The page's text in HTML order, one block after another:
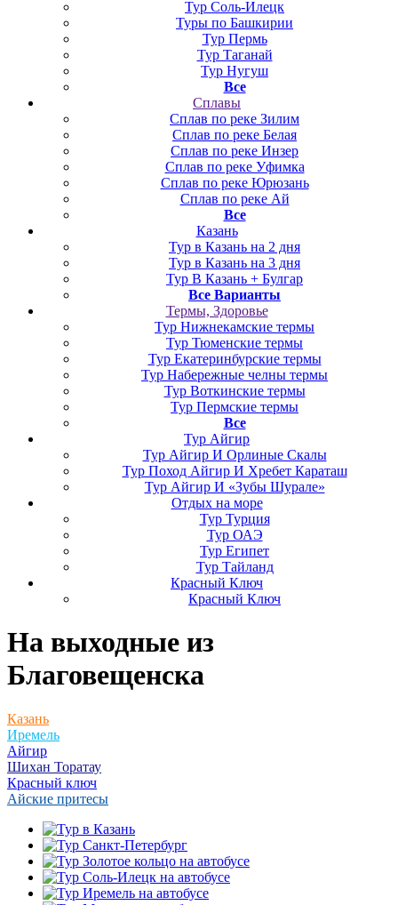
Тур Соль-Илецк
Туры по Башкирии
Тур Пермь
Тур Таганай
Тур Нугуш
Все
Сплавы
Сплав по реке Зилим
Сплав по реке Белая
Сплав по реке Инзер
Сплав по реке Уфимка
Сплав по реке Юрюзань
Сплав по реке Ай
Все
Казань
Тур в Казань на 2 дня
Тур в Казань на 3 дня
Тур В Казань + Булгар
Все Варианты
Термы, Здоровье
Тур Нижнекамские термы
Тур Тюменские термы
Тур Екатеринбурские термы
Тур Набережные челны термы
Тур Воткинские термы
Тур Пермские термы
Все
Тур Айгир
Тур Айгир И Орлиные Скалы
Тур Поход Айгир И Хребет Караташ
Тур Айгир И «Зубы Шурале»
Отдых на море
Тур Турция
Тур ОАЭ
Тур Египет
Тур Тайланд
Красный Ключ
Красный Ключ
На выходные из
Благовещенска
Казань
Иремель
Айгир
Шихан Торатау
Красный ключ
Айские притесы